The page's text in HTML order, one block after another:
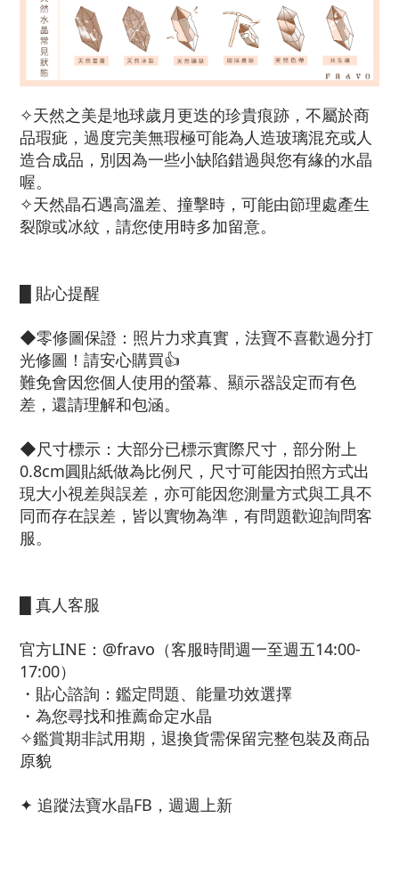
✧天然之美是地球歲月更迭的珍貴痕跡，不屬於商
品瑕疵，過度完美無瑕極可能為人造玻璃混充或人
造合成品，別因為一些小缺陷錯過與您有緣的水晶
喔。
✧天然晶石遇高溫差、撞擊時，可能由節理處產生
裂隙或冰紋，請您使用時多加留意。
█ 貼心提醒
◆零修圖保證：照片力求真實，法寶不喜歡過分打
光修圖！請安心購買👍
難免會因您個人使用的螢幕、顯示器設定而有色
差，還請理解和包涵。
◆尺寸標示：大部分已標示實際尺寸，部分附上
0.8cm圓貼紙做為比例尺，尺寸可能因拍照方式出
現大小視差與誤差，亦可能因您測量方式與工具不
同而存在誤差，皆以實物為準，有問題歡迎詢問客
服。
█ 真人客服
官方LINE：@fravo（客服時間週一至週五14:00-
17:00）
・貼心諮詢：鑑定問題、能量功效選擇
・為您尋找和推薦命定水晶
✧鑑賞期非試用期，退換貨需保留完整包裝及商品
原貌
✦ 追蹤法寶水晶FB，週週上新